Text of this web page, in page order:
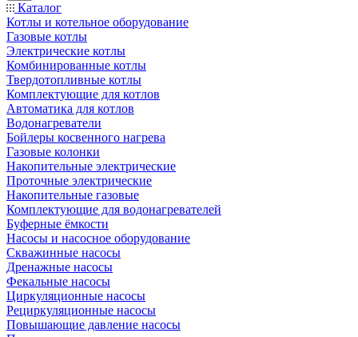
Каталог
Котлы и котельное оборудование
Газовые котлы
Электрические котлы
Комбинированные котлы
Твердотопливные котлы
Комплектующие для котлов
Автоматика для котлов
Водонагреватели
Бойлеры косвенного нагрева
Газовые колонки
Накопительные электрические
Проточные электрические
Накопительные газовые
Комплектующие для водонагревателей
Буферные ёмкости
Насосы и насосное оборудование
Скважинные насосы
Дренажные насосы
Фекальные насосы
Циркуляционные насосы
Рециркуляционные насосы
Повышающие давление насосы